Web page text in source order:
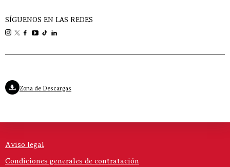
SÍGUENOS EN LAS REDES
Zona de Descargas
Aviso legal
Condiciones generales de contratación